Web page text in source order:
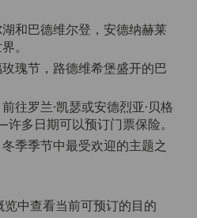
和巴德维尔登，安德纳赫莱
。
瑰节，路德维希堡盛开的巴
前往罗兰·凯瑟或安德烈亚·贝格
多日期可以预订门票保险。
冬季季节中最受欢迎的主题之
中查看当前可预订的目的